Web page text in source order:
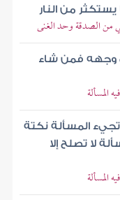
من النار
من الصدقة وحد الغنى
وجهه فمن شاء
المسألة
تجيء المسألة نكتة
لا تصلح إلا
المسألة